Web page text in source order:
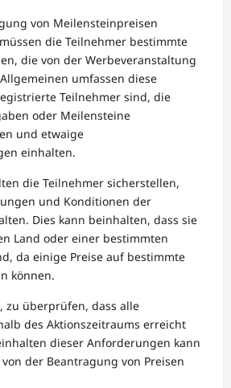
von Meilensteinpreisen
die Teilnehmer bestimmte
die von der Werbeveranstaltung
umfassen diese
Teilnehmer sind, die
oder Meilensteine
und etwaige
einhalten.
die Teilnehmer sicherstellen,
und Konditionen der
Dies kann beinhalten, dass sie
Land oder einer bestimmten
da einige Preise auf bestimmte
können.
zu überprüfen, dass alle
des Aktionszeitraums erreicht
dieser Anforderungen kann
der Beantragung von Preisen